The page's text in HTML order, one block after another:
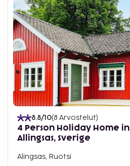
8.8/10(8 Arvostelut)
4 Person Holiday Home in
Allingsas, Sverige
Alingsas, Ruotsi